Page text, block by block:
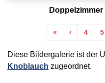
«Anfang
‹Vorherige
4 5
Diese Bildergalerie ist der
Knoblauch zugeordnet.